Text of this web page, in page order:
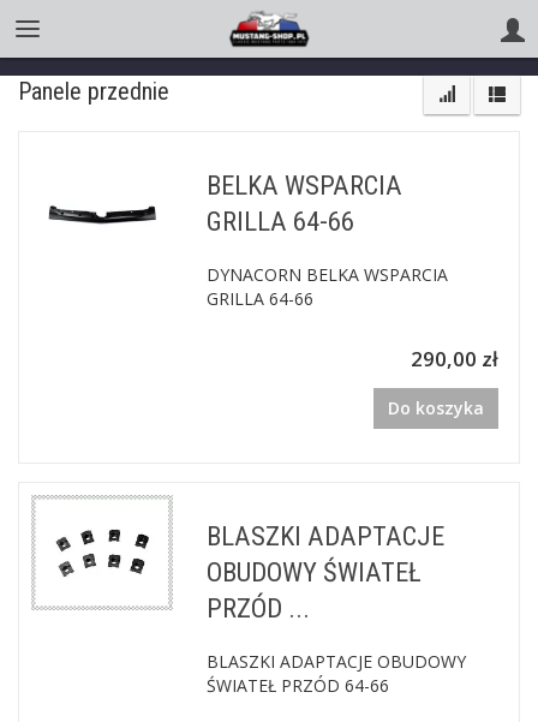
Panele przednie
BELKA WSPARCIA
GRILLA 64-66
DYNACORN BELKA WSPARCIA
GRILLA 64-66
290,00 zł
Do koszyka
BLASZKI ADAPTACJE
OBUDOWY ŚWIATEŁ
PRZÓD ...
BLASZKI ADAPTACJE OBUDOWY
ŚWIATEŁ PRZÓD 64-66